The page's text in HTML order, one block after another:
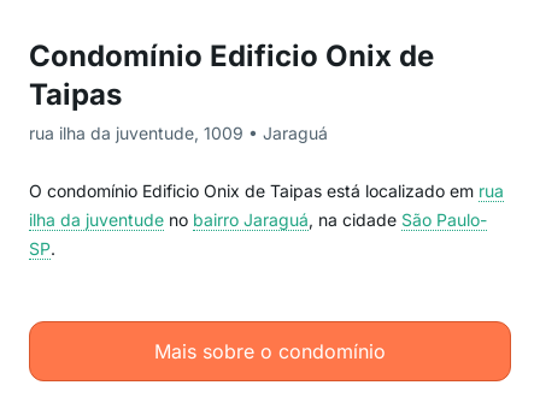
Condomínio Edificio Onix de
Taipas
rua ilha da juventude, 1009 • Jaraguá
O condomínio Edificio Onix de Taipas está localizado em rua
ilha da juventude no bairro Jaraguá, na cidade São Paulo-
SP.
Mais sobre o condomínio